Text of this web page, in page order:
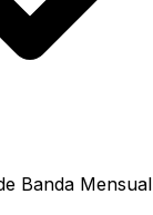
Banda Mensual